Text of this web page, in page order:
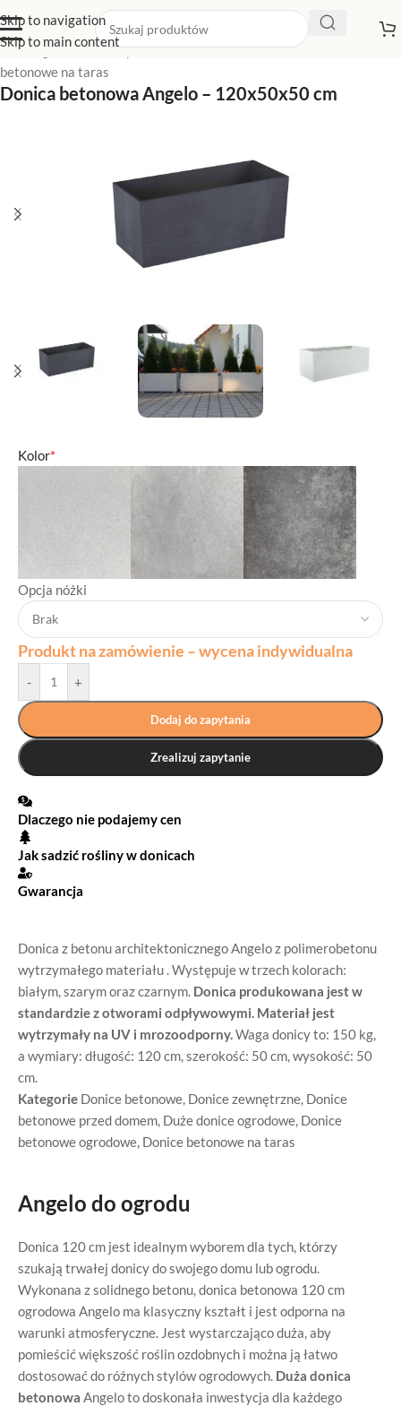
Skip to navigation
Skip to main content
Strona główna/Sklep z donicami/Donice betonowe
betonowe na taras
Donica betonowa Angelo – 120x50x50 cm
Donica z betonu architektonicznego Angelo z polimerobetonu
wytrzymałego materiału . Występuje w trzech kolorach:
białym, szarym oraz czarnym. Donica produkowana jest w
standardzie z otworami odpływowymi. Materiał jest
wytrzymały na UV i mrozoodporny.Waga donicy to: 150 kg,
a wymiary: długość: 120 cm, szerokość: 50 cm, wysokość: 50
cm.
Kategorie Donice betonowe, Donice zewnętrzne, Donice
betonowe przed domem, Duże donice ogrodowe, Donice
betonowe ogrodowe, Donice betonowe na taras
Angelo do ogrodu
Donica 120 cm jest idealnym wyborem dla tych, którzy
szukają trwałej donicy do swojego domu lub ogrodu.
Wykonana z solidnego betonu, donica betonowa 120 cm
ogrodowa Angelo ma klasyczny kształt i jest odporna na
warunki atmosferyczne. Jest wystarczająco duża, aby
pomieścić większość roślin ozdobnych i można ją łatwo
dostosować do różnych stylów ogrodowych. Duża donica
betonowa Angelo to doskonała inwestycja dla każdego
*
Kolor
Opcja nóżki
Produkt na zamówienie – wycena indywidualna
- +
Dodaj do zapytania
Zrealizuj zapytanie
Dlaczego nie podajemy cen
Jak sadzić rośliny w donicach
Gwarancja